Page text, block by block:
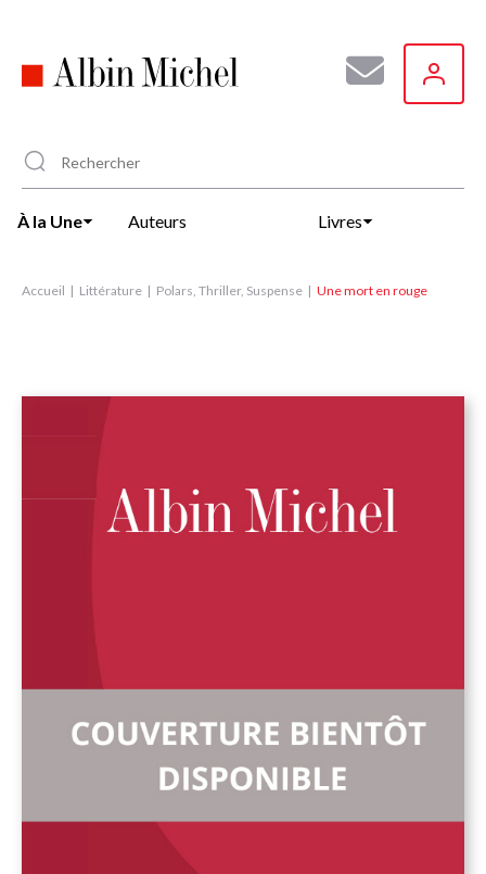
principal
À la Une Auteurs Livres
Accueil Littérature Polars, Thriller, Suspense Une mort en rouge